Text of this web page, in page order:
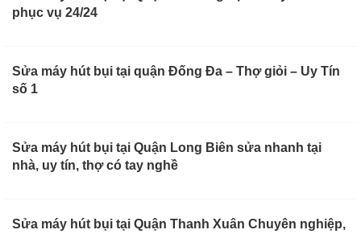
phục vụ 24/24
Sửa máy hút bụi tại quận Đống Đa – Thợ giỏi – Uy Tín
số 1
Sửa máy hút bụi tại Quận Long Biên sửa nhanh tại
nhà, uy tín, thợ có tay nghề
Sửa máy hút bụi tại Quận Thanh Xuân Chuyên nghiệp,